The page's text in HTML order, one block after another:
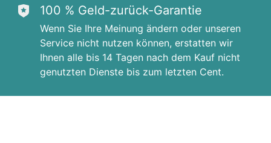
100 % Geld-zurück-Garantie
Wenn Sie Ihre Meinung ändern oder unseren
Service nicht nutzen können, erstatten wir
Ihnen alle bis 14 Tagen nach dem Kauf nicht
genutzten Dienste bis zum letzten Cent.